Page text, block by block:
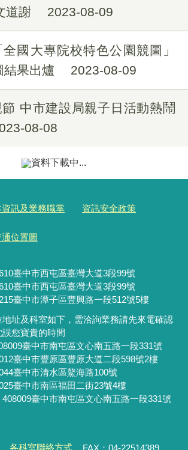
道謝
2023-08-09
國大專院校特色公園競圖」
結果出爐
2023-08-09
中市建設局親子日活動熱鬧
08-08
資料下載中...
訊及業務職掌 資訊安全政策
通位置圖
臺中市西屯區臺灣大道3段99號
臺中市西屯區臺灣大道3段99號
臺中市潭子區豐興路一段512號5樓
址及科室如下，需洽詢業務請先來電確認
您寶貴的時間
臺中市南屯區文心南五路一段331號
臺中市豐原區豐原大道二段598號2樓
臺中市清水區鰲海路100號
臺中市南區福田二街23號4樓
臺中市南屯區文心南五路一段331號
各科室聯絡方式 FAX：04-22514389